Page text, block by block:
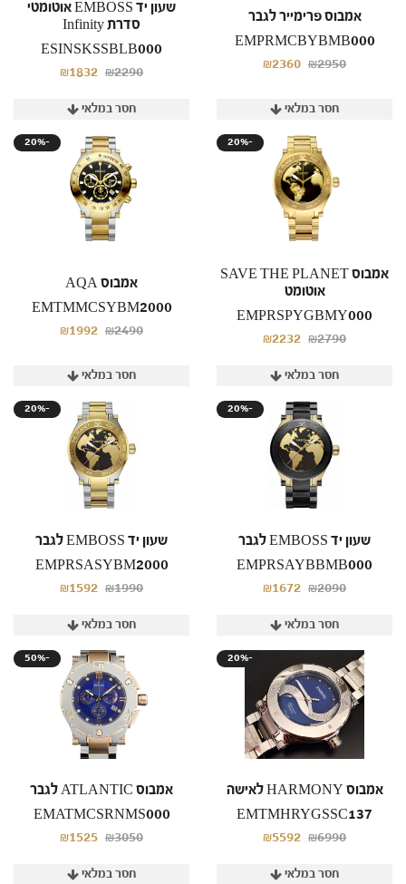
שעון יד EMBOSS אוטומטי
סדרת Infinity
ESINSKSSBLB000
₪1832 ₪2290
אמבוס פרימייר לגבר
EMPRMCBYBMB000
₪2360 ₪2950
חסר במלאי
20%-
אמבוס AQA
EMTMMCSYBM2000
₪1992 ₪2490
חסר במלאי
20%-
אמבוס SAVE THE PLANET
אוטומט
EMPRSPYGBMY000
₪2232 ₪2790
חסר במלאי
20%-
שעון יד EMBOSS לגבר
EMPRSASYBM2000
₪1592 ₪1990
חסר במלאי
20%-
שעון יד EMBOSS לגבר
EMPRSAYBBMB000
₪1672 ₪2090
חסר במלאי
50%-
אמבוס ATLANTIC לגבר
EMATMCSRNMS000
₪1525 ₪3050
חסר במלאי
20%-
אמבוס HARMONY לאישה
EMTMHRYGSSC137
₪5592 ₪6990
חסר במלאי חסר במלאי